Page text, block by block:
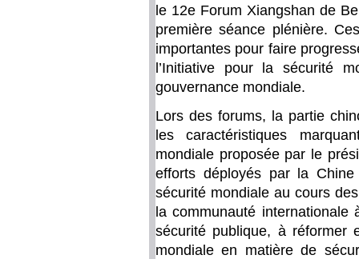
le 12e Forum Xiangshan de
première séance plénière.
importantes pour faire
l’Initiative pour la sécurité
gouvernance mondiale.
Lors des forums, la partie
les caractéristiques
mondiale proposée par le
efforts déployés par la
sécurité mondiale au cours
la communauté
sécurité publique, à réformer
mondiale en matière de